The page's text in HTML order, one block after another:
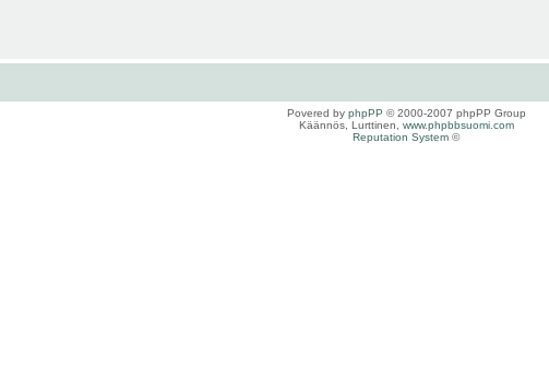
Povered by phpPP © 2000-2007 phpPP Group
Käännös, Lurttinen, www.phpbbsuomi.com
Reputation System ©